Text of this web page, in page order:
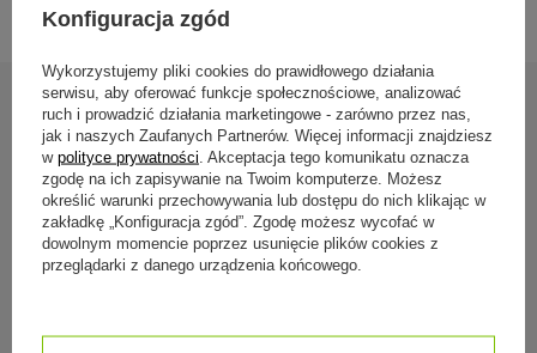
Marka Bodhi Yoga
Wymiary 140 × 200 cm
Waga 800 g
Pranie pralka max 30°C
Zastosowanie okrycie w relaksie, ochrona kolan
Zobacz również
Koc do jogi
Konfiguracja zgód
Wykorzystujemy pliki cookies do prawidłowego działania
serwisu, aby oferować funkcje społecznościowe, analizować
ruch i prowadzić działania marketingowe - zarówno przez nas,
jak i naszych Zaufanych Partnerów. Więcej informacji znajdziesz
w polityce prywatności . Akceptacja tego komunikatu oznacza
zgodę na ich zapisywanie na Twoim komputerze. Możesz
określić warunki przechowywania lub dostępu do nich klikając w
zakładkę „Konfiguracja zgód”. Zgodę możesz wycofać w
dowolnym momencie poprzez usunięcie plików cookies z
przeglądarki z danego urządzenia końcowego.